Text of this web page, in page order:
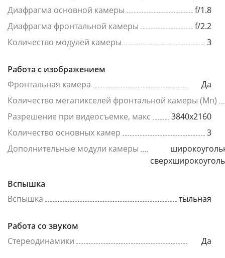
Диафрагма основной камеры
f/1.8
Диафрагма фронтальной камеры
f/2.2
Количество модулей камеры
3
Работа с изображением
Фронтальная камера
Да
Количество мегапикселей фронтальной камеры (Мп)
Разрешение при видеосъемке, макс
3840x2160
Количество основных камер
3
Дополнительные модули камеры
Вспышка
Вспышка
тыльная
Работа со звуком
Стереодинамики
Да